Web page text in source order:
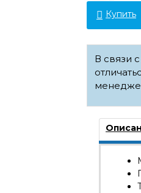
Купить
В связи